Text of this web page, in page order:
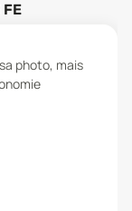
FE
photo, mais